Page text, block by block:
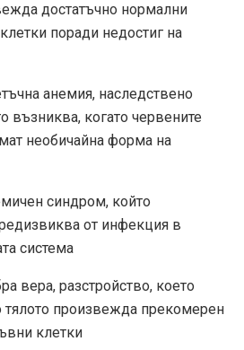
достатъчно нормални
поради недостиг на
анемия, наследствено
възниква, когато червените
необичайна форма на
синдром, който
от инфекция в
система
вера, разстройство, което
тялото произвежда прекомерен
клетки